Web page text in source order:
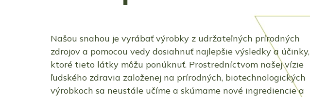
Našou snahou je vyrábať výrobky z udržateľných prírodných
zdrojov a pomocou vedy dosiahnuť najlepšie výsledky a účinky,
ktoré tieto látky môžu ponúknuť. Prostredníctvom našej vízie
ľudského zdravia založenej na prírodných, biotechnologických
výrobkoch sa neustále učíme a skúmame nové ingrediencie a